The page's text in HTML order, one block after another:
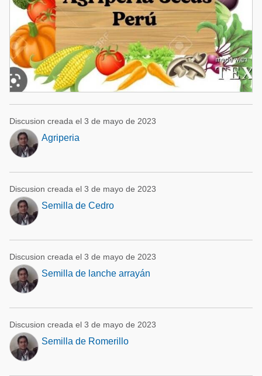
Discusion creada el 3 de mayo de 2023
Agriperia
Discusion creada el 3 de mayo de 2023
Semilla de Cedro
Discusion creada el 3 de mayo de 2023
Semilla de lanche arrayán
Discusion creada el 3 de mayo de 2023
Semilla de Romerillo